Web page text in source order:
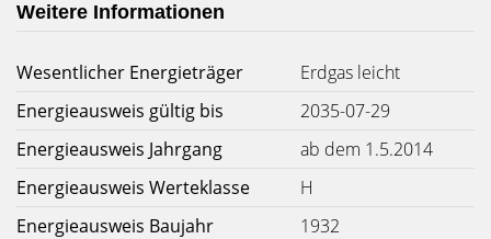
Weitere Informationen
Wesentlicher Energieträger
Erdgas leicht
Energieausweis gültig bis
2035-07-29
Energieausweis Jahrgang
ab dem 1.5.2014
Energieausweis Werteklasse
H
Energieausweis Baujahr
1932